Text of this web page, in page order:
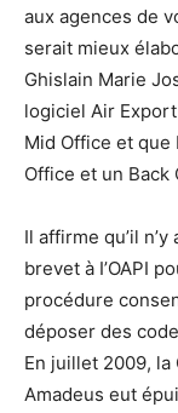
aux agences de
serait mieux
Ghislain Marie
logiciel Air
Mid Office et
Office et un Back
Il affirme qu’il
brevet à I’OAPI
procédure
déposer des
En juillet 2009, la
Amadeus eut